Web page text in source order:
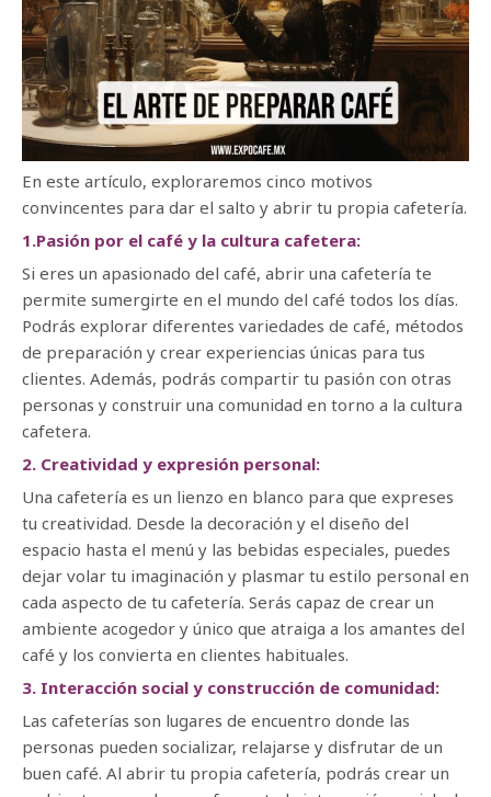
En este artículo, exploraremos cinco motivos
convincentes para dar el salto y abrir tu propia cafetería.
1.Pasión por el café y la cultura cafetera:
Si eres un apasionado del café, abrir una cafetería te
permite sumergirte en el mundo del café todos los días.
Podrás explorar diferentes variedades de café, métodos
de preparación y crear experiencias únicas para tus
clientes. Además, podrás compartir tu pasión con otras
personas y construir una comunidad en torno a la cultura
cafetera.
2. Creatividad y expresión personal:
Una cafetería es un lienzo en blanco para que expreses
tu creatividad. Desde la decoración y el diseño del
espacio hasta el menú y las bebidas especiales, puedes
dejar volar tu imaginación y plasmar tu estilo personal en
cada aspecto de tu cafetería. Serás capaz de crear un
ambiente acogedor y único que atraiga a los amantes del
café y los convierta en clientes habituales.
3. Interacción social y construcción de comunidad:
Las cafeterías son lugares de encuentro donde las
personas pueden socializar, relajarse y disfrutar de un
buen café. Al abrir tu propia cafetería, podrás crear un